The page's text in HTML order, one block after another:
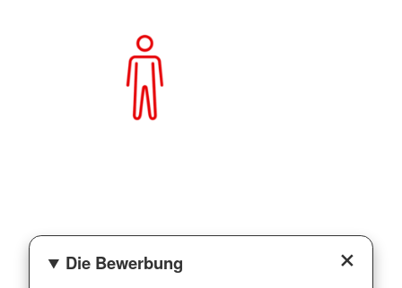
Die Bewerbung